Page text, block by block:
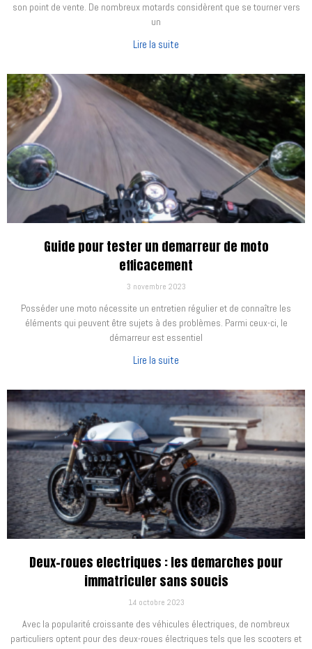
son point de vente. De nombreux motards considèrent que se tourner vers
un
Lire la suite
Guide pour tester un demarreur de moto
efficacement
3 novembre 2023
Posséder une moto nécessite un entretien régulier et de connaître les
éléments qui peuvent être sujets à des problèmes. Parmi ceux-ci, le
démarreur est essentiel
Lire la suite
Deux-roues electriques : les demarches pour
immatriculer sans soucis
14 octobre 2023
Avec la popularité croissante des véhicules électriques, de nombreux
particuliers optent pour des deux-roues électriques tels que les scooters et